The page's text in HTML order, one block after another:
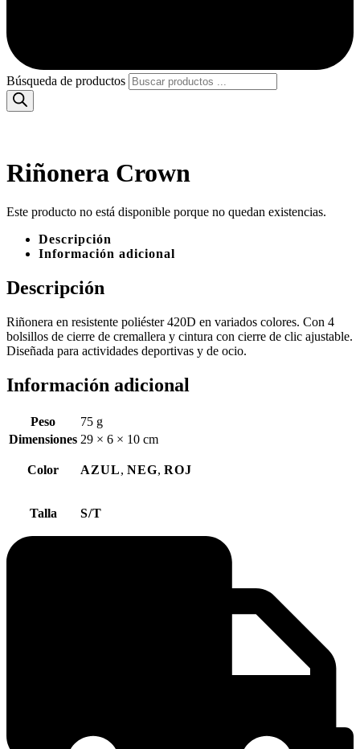
Búsqueda de productos
Riñonera Crown
Este producto no está disponible porque no quedan existencias.
Descripción
Información adicional
Descripción
Riñonera en resistente poliéster 420D en variados colores. Con 4
bolsillos de cierre de cremallera y cintura con cierre de clic ajustable.
Diseñada para actividades deportivas y de ocio.
Información adicional
Peso
75 g
Dimensiones 29 × 6 × 10 cm
Color AZUL, NEG, ROJ
Talla S/T